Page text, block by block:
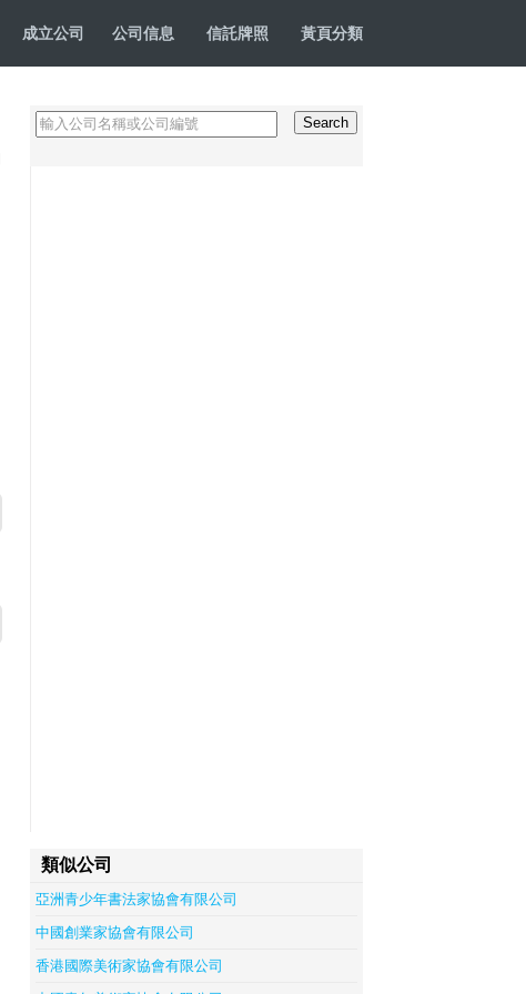
成立公司 公司信息 信託牌照 黃頁分類
類似公司
亞洲青少年書法家協會有限公司
中國創業家協會有限公司
香港國際美術家協會有限公司